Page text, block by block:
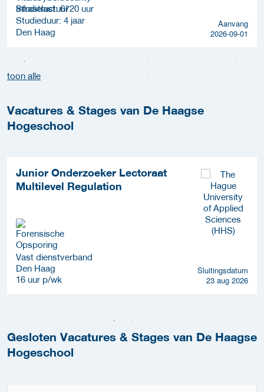
Studielast: 6720 uur
Studieduur: 4 jaar
Den Haag
Aanvang
2026-09-01
toon alle
Vacatures & Stages van De Haagse
Hogeschool
Junior Onderzoeker Lectoraat
Multilevel Regulation
Vast dienstverband
Den Haag
16 uur p/wk
Sluitingsdatum
23 aug 2026
Gesloten Vacatures & Stages van De Haagse
Hogeschool